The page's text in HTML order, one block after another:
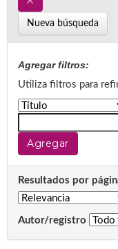
Nueva búsqueda
Agregar filtros:
Utiliza filtros para
Resultados por
Autor/registro